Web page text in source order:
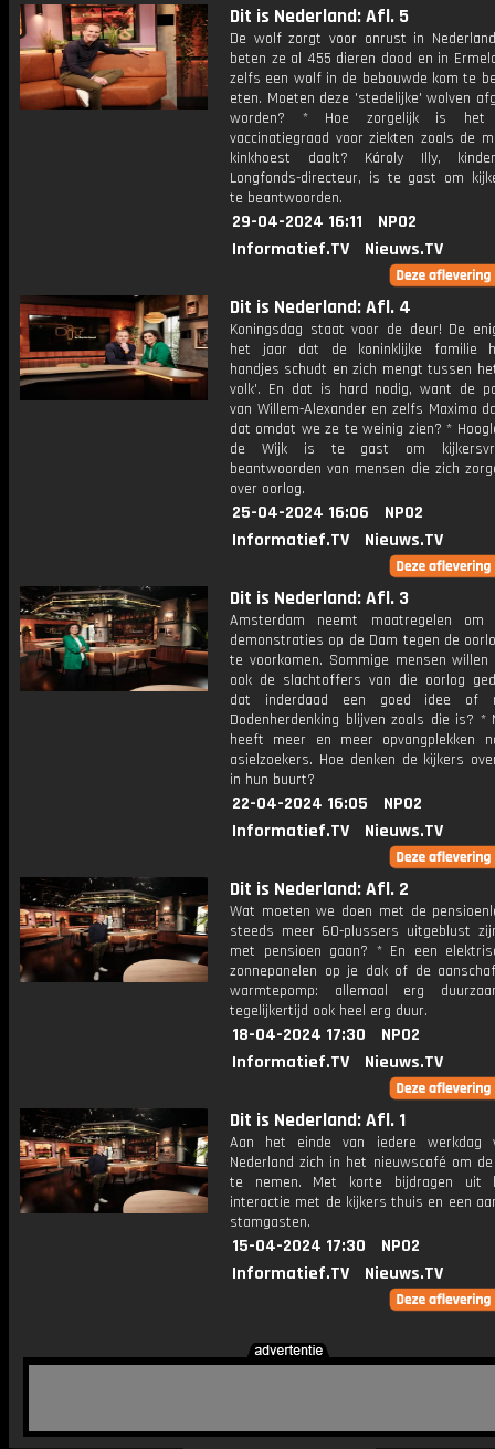
Dit is Nederland: Afl. 5
De wolf zorgt voor onrust in
beten ze al 455 dieren dood en in
zelfs een wolf in de bebouwde kom te
eten. Moeten deze 'stedelijke' wolven
worden? * Hoe zorgelijk is
vaccinatiegraad voor ziekten zoals de
kinkhoest daalt? Károly Illy,
Longfonds-directeur, is te gast om
te beantwoorden.
29-04-2024 16:11
NPO2
Informatief.TV
Nieuws.TV
Dit is Nederland: Afl. 4
Koningsdag staat voor de deur! De
het jaar dat de koninklijke familie
handjes schudt en zich mengt tussen
volk'. En dat is hard nodig, want de
van Willem-Alexander en zelfs Maxima
dat omdat we ze te weinig zien? *
de Wijk is te gast om
beantwoorden van mensen die zich
over oorlog.
25-04-2024 16:06
NPO2
Informatief.TV
Nieuws.TV
Dit is Nederland: Afl. 3
Amsterdam neemt maatregelen om
demonstraties op de Dam tegen de
te voorkomen. Sommige mensen
ook de slachtoffers van die oorlog
dat inderdaad een goed idee of
Dodenherdenking blijven zoals die is? *
heeft meer en meer opvangplekken
asielzoekers. Hoe denken de kijkers
in hun buurt?
22-04-2024 16:05
NPO2
Informatief.TV
Nieuws.TV
Dit is Nederland: Afl. 2
Wat moeten we doen met de
steeds meer 60-plussers uitgeblust
met pensioen gaan? * En een
zonnepanelen op je dak of de
warmtepomp: allemaal erg
tegelijkertijd ook heel erg duur.
18-04-2024 17:30
NPO2
Informatief.TV
Nieuws.TV
Dit is Nederland: Afl. 1
Aan het einde van iedere werkdag
Nederland zich in het nieuwscafé om
te nemen. Met korte bijdragen uit
interactie met de kijkers thuis en een
stamgasten.
15-04-2024 17:30
NPO2
Informatief.TV
Nieuws.TV